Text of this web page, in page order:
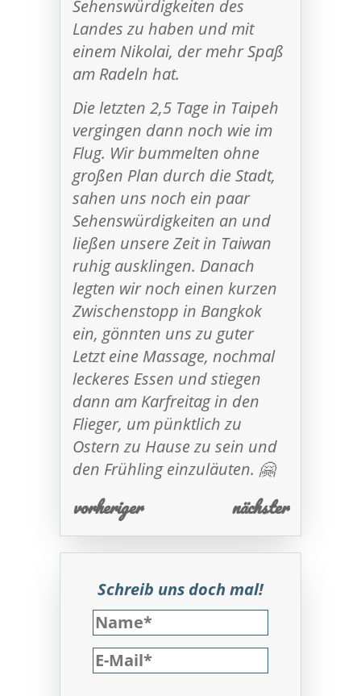
Sehenswürdigkeiten des
Landes zu haben und mit
einem Nikolai, der mehr Spaß
am Radeln hat.
Die letzten 2,5 Tage in Taipeh
vergingen dann noch wie im
Flug. Wir bummelten ohne
großen Plan durch die Stadt,
sahen uns noch ein paar
Sehenswürdigkeiten an und
ließen unsere Zeit in Taiwan
ruhig ausklingen. Danach
legten wir noch einen kurzen
Zwischenstopp in Bangkok
ein, gönnten uns zu guter
Letzt eine Massage, nochmal
leckeres Essen und stiegen
dann am Karfreitag in den
Flieger, um pünktlich zu
Ostern zu Hause zu sein und
den Frühling einzuläuten. 🤗
vorheriger nächster
Schreib uns doch mal!